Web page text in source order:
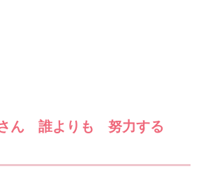
ん 誰よりも 努力する